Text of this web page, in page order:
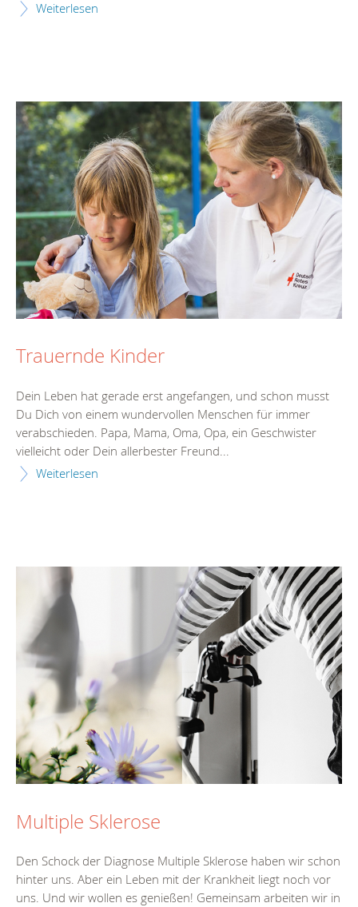
Weiterlesen
Trauernde Kinder
Dein Leben hat gerade erst angefangen, und schon musst
Du Dich von einem wundervollen Menschen für immer
verabschieden. Papa, Mama, Oma, Opa, ein Geschwister
vielleicht oder Dein allerbester Freund...
Weiterlesen
Multiple Sklerose
Den Schock der Diagnose Multiple Sklerose haben wir schon
hinter uns. Aber ein Leben mit der Krankheit liegt noch vor
uns. Und wir wollen es genießen! Gemeinsam arbeiten wir in